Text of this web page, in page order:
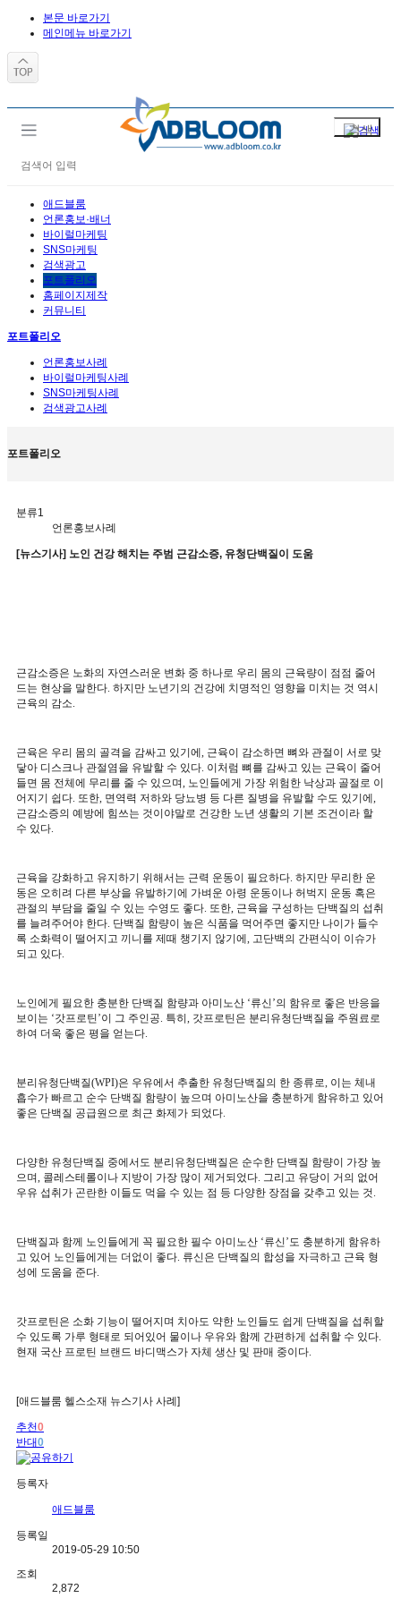
본문 바로가기
메인메뉴 바로가기
애드블룸
언론홍보·배너
바이럴마케팅
SNS마케팅
검색광고
포트폴리오
홈페이지제작
커뮤니티
포트폴리오
언론홍보사례
바이럴마케팅사례
SNS마케팅사례
검색광고사례
포트폴리오
분류1
언론홍보사례
[뉴스기사] 노인 건강 해치는 주범 근감소증, 유청단백질이 도움
근감소증은 노화의 자연스러운 변화 중 하나로 우리 몸의 근육량이 점점 줄어
드는 현상을 말한다. 하지만 노년기의 건강에 치명적인 영향을 미치는 것 역시
근육의 감소.
근육은 우리 몸의 골격을 감싸고 있기에, 근육이 감소하면 뼈와 관절이 서로 맞
닿아 디스크나 관절염을 유발할 수 있다. 이처럼 뼈를 감싸고 있는 근육이 줄어
들면 몸 전체에 무리를 줄 수 있으며, 노인들에게 가장 위험한 낙상과 골절로 이
어지기 쉽다. 또한, 면역력 저하와 당뇨병 등 다른 질병을 유발할 수도 있기에,
근감소증의 예방에 힘쓰는 것이야말로 건강한 노년 생활의 기본 조건이라 할
수 있다.
근육을 강화하고 유지하기 위해서는 근력 운동이 필요하다. 하지만 무리한 운
동은 오히려 다른 부상을 유발하기에 가벼운 아령 운동이나 허벅지 운동 혹은
관절의 부담을 줄일 수 있는 수영도 좋다. 또한, 근육을 구성하는 단백질의 섭취
를 늘려주어야 한다. 단백질 함량이 높은 식품을 먹어주면 좋지만 나이가 들수
록 소화력이 떨어지고 끼니를 제때 챙기지 않기에, 고단백의 간편식이 이슈가
되고 있다.
노인에게 필요한 충분한 단백질 함량과 아미노산 ‘류신’의 함유로 좋은 반응을
보이는 ‘갓프로틴’이 그 주인공. 특히, 갓프로틴은 분리유청단백질을 주원료로
하여 더욱 좋은 평을 얻는다.
분리유청단백질(WPI)은 우유에서 추출한 유청단백질의 한 종류로, 이는 체내
흡수가 빠르고 순수 단백질 함량이 높으며 아미노산을 충분하게 함유하고 있어
좋은 단백질 공급원으로 최근 화제가 되었다.
다양한 유청단백질 중에서도 분리유청단백질은 순수한 단백질 함량이 가장 높
으며, 콜레스테롤이나 지방이 가장 많이 제거되었다. 그리고 유당이 거의 없어
우유 섭취가 곤란한 이들도 먹을 수 있는 점 등 다양한 장점을 갖추고 있는 것.
단백질과 함께 노인들에게 꼭 필요한 필수 아미노산 ‘류신’도 충분하게 함유하
고 있어 노인들에게는 더없이 좋다. 류신은 단백질의 합성을 자극하고 근육 형
성에 도움을 준다.
갓프로틴은 소화 기능이 떨어지며 치아도 약한 노인들도 쉽게 단백질을 섭취할
수 있도록 가루 형태로 되어있어 물이나 우유와 함께 간편하게 섭취할 수 있다.
현재 국산 프로틴 브랜드 바디맥스가 자체 생산 및 판매 중이다.
[애드블룸 헬스소재 뉴스기사 사례]
추천0
반대0
등록자
애드블룸
등록일
2019-05-29 10:50
조회
2,872